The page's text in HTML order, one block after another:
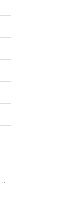
授權(quán)代理